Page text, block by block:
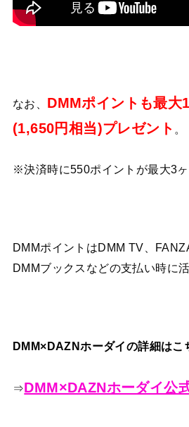
なお、 DMMポイントも最大
(1,650円相当)プレゼント 。
※決済時に550ポイントが最大3
DMMポイントはDMM TV、
DMMブックスなどの支払い時に
DMM×DAZNホーダイの詳細はこ
⇒DMM×DAZNホーダイ公